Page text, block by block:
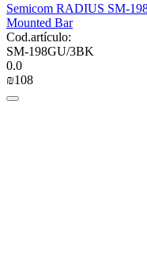
Semicom RADIUS SM-
Mounted Bar
Cod.artículo:
SM-198GU/3BK
0.0
₪‍108‍